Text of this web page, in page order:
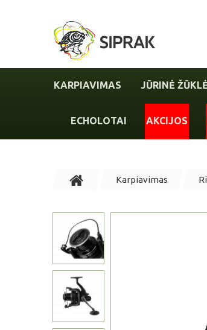
KARPIAVIMAS JŪRINĖ
ECHOLOTAI AKCIJOS
Karpiavimas